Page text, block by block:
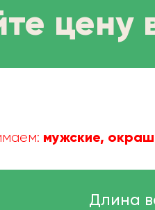
цену
мужские,
Длина